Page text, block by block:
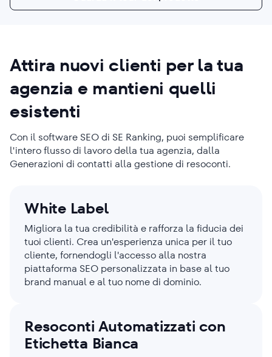
Attira nuovi clienti per la tua
agenzia e mantieni quelli
esistenti
Con il software SEO di SE Ranking, puoi semplificare
l'intero flusso di lavoro della tua agenzia, dalla
Generazioni di contatti alla gestione di resoconti.
White Label
Migliora la tua credibilità e rafforza la fiducia dei
tuoi clienti. Crea un'esperienza unica per il tuo
cliente, fornendogli l'accesso alla nostra
piattaforma SEO personalizzata in base al tuo
brand manual e al tuo nome di dominio.
Resoconti Automatizzati con
Etichetta Bianca